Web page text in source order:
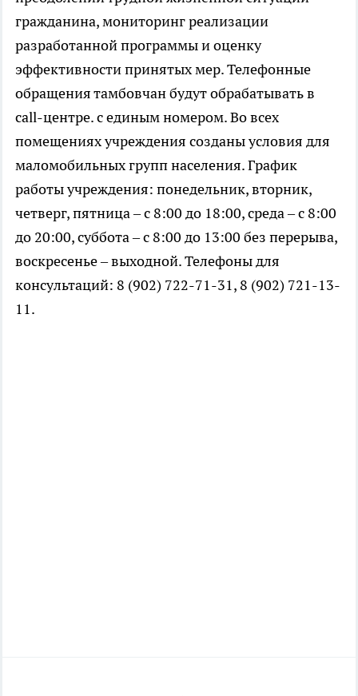
гражданина, мониторинг реализации
разработанной программы и оценку
эффективности принятых мер. Телефонные
обращения тамбовчан будут обрабатывать в
call-центре. с единым номером. Во всех
помещениях учреждения созданы условия для
маломобильных групп населения. График
работы учреждения: понедельник, вторник,
четверг, пятница – с 8:00 до 18:00, среда – с 8:00
до 20:00, суббота – с 8:00 до 13:00 без перерыва,
воскресенье – выходной. Телефоны для
консультаций: 8 (902) 722-71-31, 8 (902) 721-13-
11.